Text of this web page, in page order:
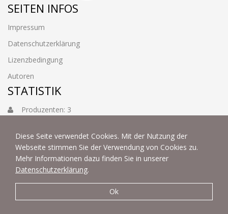
Diese Seite verwendet Cookies. Mit der Nutzung der
Webseite stimmen Sie der Verwendung von Cookies zu.
Mehr Informationen dazu finden Sie in unserer
Datenschutzerklärung.
Ok
SEITEN INFOS
Impressum
Datenschutzerklärung
Lizenzbedingung
Autoren
STATISTIK
Produzenten: 3
© 2022 | fotoart by Thommy & Sabine Weiss - Alle Rechte